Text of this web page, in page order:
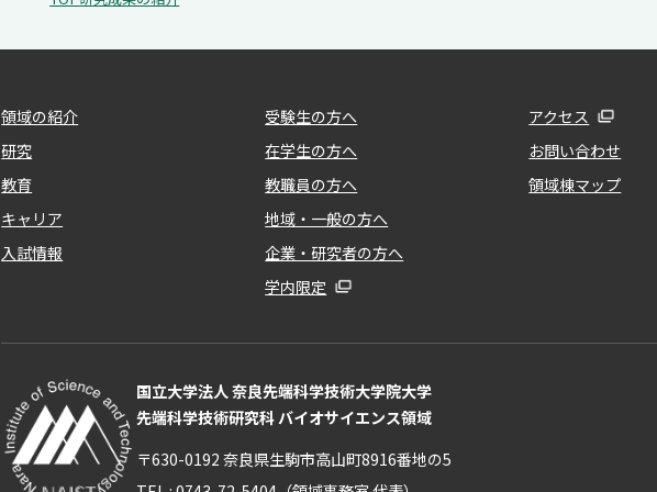
領域の紹介
研究
教育
キャリア
入試情報
受験生の方へ
在学生の方へ
教職員の方へ
地域・一般の方へ
企業・研究者の方へ
学内限定
アクセス
お問い合わせ
領域棟マップ
国立大学法人 奈良先端科学技術大学院大学
先端科学技術研究科 バイオサイエンス領域
〒630-0192 奈良県生駒市高山町8916番地の5